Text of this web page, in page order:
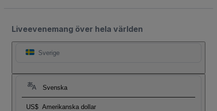
Liveevenemang över hela världen
Sverige
Svenska
US$ Amerikanska dollar